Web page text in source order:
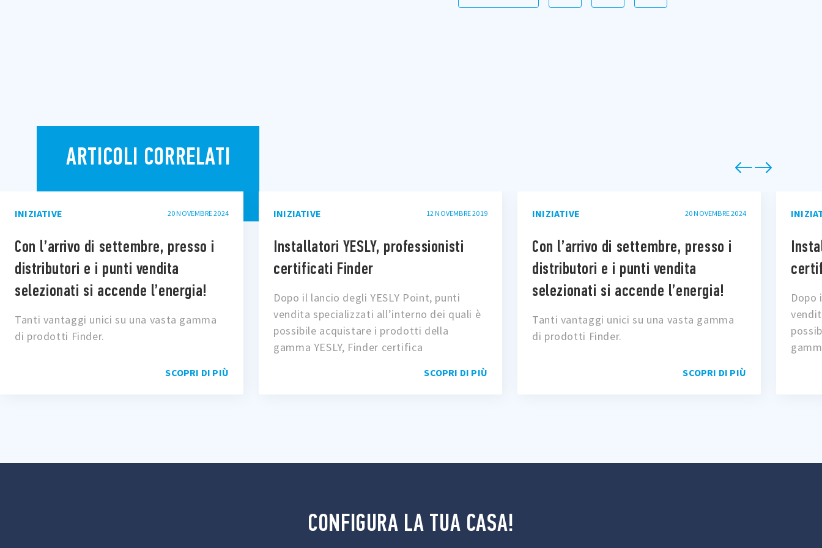
ARTICOLI CORRELATI
INIZIATIVE 20 NOVEMBRE 2024
Con l’arrivo di settembre, presso i
distributori e i punti vendita
selezionati si accende l’energia!
Tanti vantaggi unici su una vasta gamma
di prodotti Finder.
SCOPRI DI PIÙ
INIZIATIVE 12 NOVEMBRE 2019
Installatori YESLY, professionisti
certificati Finder
Dopo il lancio degli YESLY Point, punti
vendita specializzati all’interno dei quali è
possibile acquistare i prodotti della
gamma YESLY, Finder certifica
SCOPRI DI PIÙ
INIZIATIVE 20 NOVEMBRE 2024
Con l’arrivo di settembre, presso i
distributori e i punti vendita
selezionati si accende l’energia!
Tanti vantaggi unici su una vasta gamma
di prodotti Finder.
SCOPRI DI PIÙ
Dopo
CONFIGURA LA TUA CASA!